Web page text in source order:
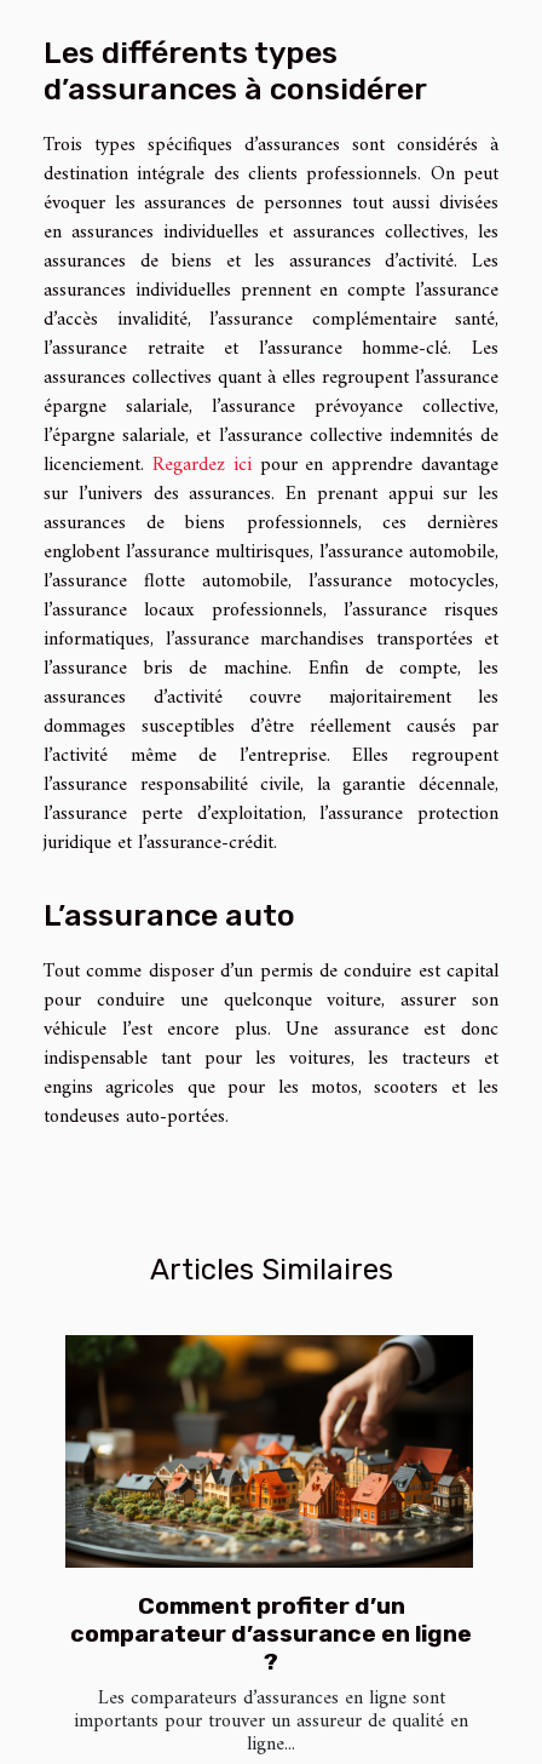
Les différents types
d’assurances à considérer
Trois types spécifiques d’assurances sont considérés à
destination intégrale des clients professionnels. On peut
évoquer les assurances de personnes tout aussi divisées
en assurances individuelles et assurances collectives, les
assurances de biens et les assurances d’activité. Les
assurances individuelles prennent en compte l’assurance
d’accès invalidité, l’assurance complémentaire santé,
l’assurance retraite et l’assurance homme-clé. Les
assurances collectives quant à elles regroupent l’assurance
épargne salariale, l’assurance prévoyance collective,
l’épargne salariale, et l’assurance collective indemnités de
licenciement. Regardez icipour en apprendre davantage
sur l’univers des assurances. En prenant appui sur les
assurances de biens professionnels, ces dernières
englobent l’assurance multirisques, l’assurance automobile,
l’assurance flotte automobile, l’assurance motocycles,
l’assurance locaux professionnels, l’assurance risques
informatiques, l’assurance marchandises transportées et
l’assurance bris de machine. Enfin de compte, les
assurances d’activité couvre majoritairement les
dommages susceptibles d’être réellement causés par
l’activité même de l’entreprise. Elles regroupent
l’assurance responsabilité civile, la garantie décennale,
l’assurance perte d’exploitation, l’assurance protection
juridique et l’assurance-crédit.
L’assurance auto
Tout comme disposer d’un permis de conduire est capital
pour conduire une quelconque voiture, assurer son
véhicule l’est encore plus. Une assurance est donc
indispensable tant pour les voitures, les tracteurs et
engins agricoles que pour les motos, scooters et les
tondeuses auto-portées.
Articles Similaires
Comment profiter d’un
comparateur d’assurance en ligne
?
Les comparateurs d’assurances en ligne sont
importants pour trouver un assureur de qualité en
ligne...